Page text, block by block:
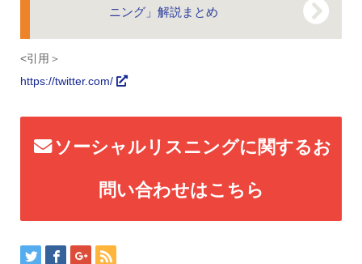
ニング」解説まとめ
<引用＞
https://twitter.com/
ソーシャルリスニングに関するお
問い合わせはこちら